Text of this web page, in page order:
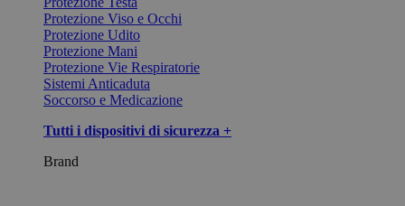
Protezione Viso e Occhi
Protezione Udito
Protezione Mani
Protezione Vie Respiratorie
Sistemi Anticaduta
Soccorso e Medicazione
Tutti i dispositivi di sicurezza +
Brand